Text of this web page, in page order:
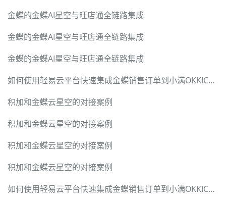
金蝶的金蝶AI星空与旺店通全链路集成
金蝶的金蝶AI星空与旺店通全链路集成
金蝶的金蝶AI星空与旺店通全链路集成
如何使用轻易云平台快速集成金蝶销售订单到小满OKKICRM
积加和金蝶云星空的对接案例
积加和金蝶云星空的对接案例
积加和金蝶云星空的对接案例
积加和金蝶云星空的对接案例
如何使用轻易云平台快速集成金蝶销售订单到小满OKKICRM